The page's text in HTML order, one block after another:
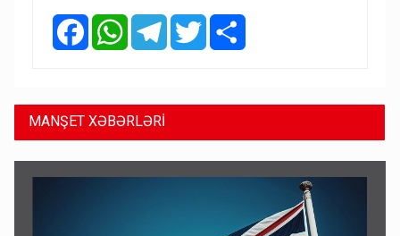
FacebookWhatsAppTelegramTwitter
MANŞET XƏBƏRLƏRİ